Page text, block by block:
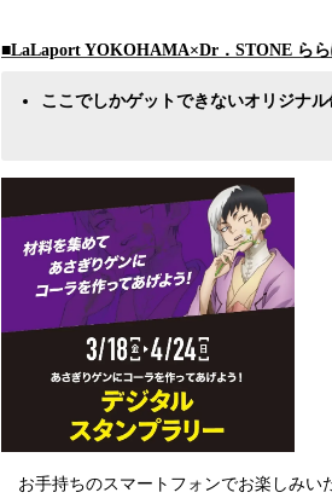
■LaLaport YOKOHAMA×Dr．STONE ら
ここでしかゲットできないオリジナ
お手持ちのスマートフォンでお楽しみい